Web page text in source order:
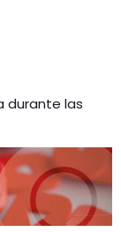
durante las